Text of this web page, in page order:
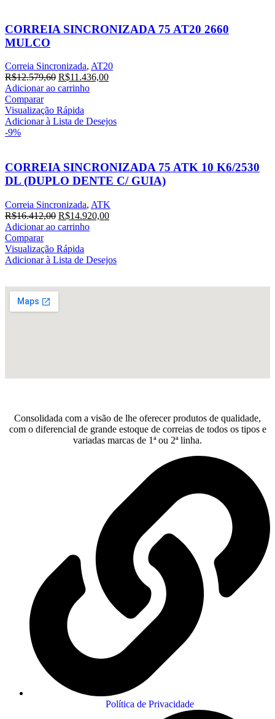
CORREIA SINCRONIZADA 75 AT20 2660
MULCO
Correia Sincronizada, AT20
R$12.579,60 R$11.436,00
Adicionar ao carrinho
Comparar
Visualização Rápida
Adicionar à Lista de Desejos
-9%
CORREIA SINCRONIZADA 75 ATK 10 K6/2530
DL (DUPLO DENTE C/ GUIA)
Correia Sincronizada, ATK
R$16.412,00 R$14.920,00
Adicionar ao carrinho
Comparar
Visualização Rápida
Adicionar à Lista de Desejos
Consolidada com a visão de lhe oferecer produtos de qualidade,
com o diferencial de grande estoque de correias de todos os tipos e
variadas marcas de 1ª ou 2ª linha.
Política de Privacidade